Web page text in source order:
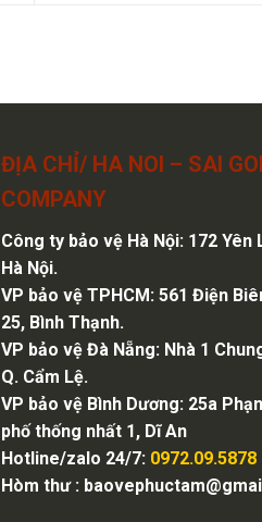
ĐỊA CHỈ/ HA NOI – SAI
COMPANY
Công ty bảo vệ Hà Nội: 172 Yên
Hà Nội.
VP bảo vệ TPHCM: 561 Điện
25, Bình Thạnh.
VP bảo vệ Đà Nẵng: Nhà 1
Q. Cẩm Lệ.
VP bảo vệ Bình Dương: 25a
phố thống nhất 1, Dĩ An
Hotline/zalo 24/7: 0972.09.5878
Hòm thư :